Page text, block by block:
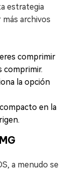
estrategia
archivos
comprimir
comprimir.
la opción
en la
a menudo se